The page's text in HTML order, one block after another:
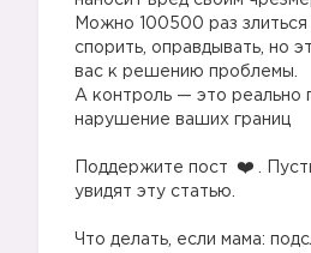
Можно 100500 раз злиться
спорить, оправдывать, но
вас к решению проблемы.
А контроль — это реально
нарушение ваших границ
Поддержите пост
.
увидят эту статью.
Что делать, если мама: